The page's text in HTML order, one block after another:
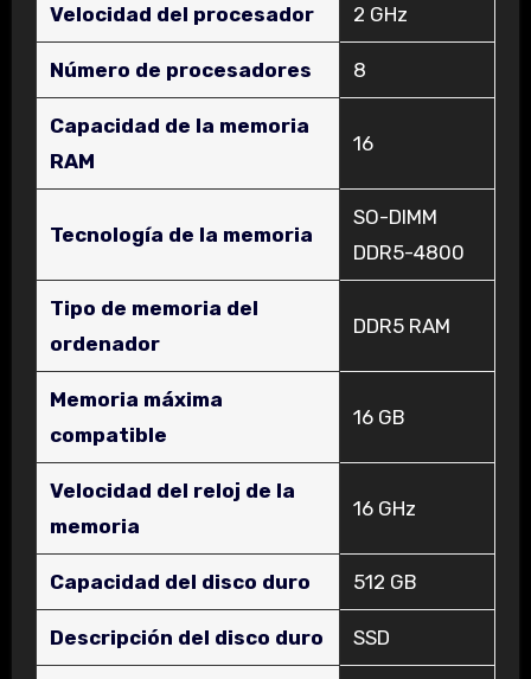
Velocidad del procesador ‎2 GHz
Número de procesadores ‎8
Capacidad de la memoria
RAM
‎16
Tecnología de la memoria
‎SO-DIMM
DDR5-4800
Tipo de memoria del
ordenador
‎DDR5 RAM
Memoria máxima
compatible
‎16 GB
Velocidad del reloj de la
memoria
‎16 GHz
Capacidad del disco duro ‎512 GB
Descripción del disco duro ‎SSD